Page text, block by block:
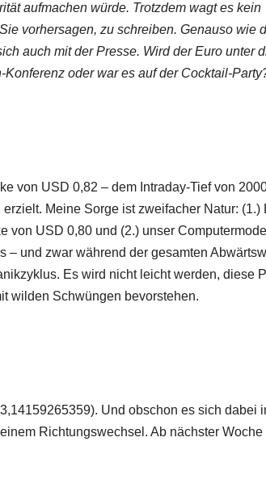
aufmachen würde. Trotzdem wagt es kein
vorhersagen, zu schreiben. Genauso wie
auch mit der Presse. Wird der Euro unter
oder war es auf der Cocktail-
von USD 0,82 – dem Intraday-Tief von
Meine Sorge ist zweifacher Natur: (1.)
USD 0,80 und (2.) unser Computermodell
und zwar während der gesamten
Es wird nicht leicht werden, diese
wilden Schwüngen bevorstehen.
Und obschon es sich dabei
Richtungswechsel. Ab nächster Woche